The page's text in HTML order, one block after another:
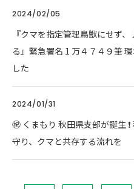
2024/02/05
『クマを指定管理鳥獣にせず
る』緊急署名 1 万４７４９筆
した
2024/01/31
㊗ くまもり 秋田県支部が誕生
守り、クマと共存する流れを